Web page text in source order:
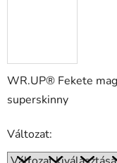
WR.UP® Fekete
superskinny
Változat: